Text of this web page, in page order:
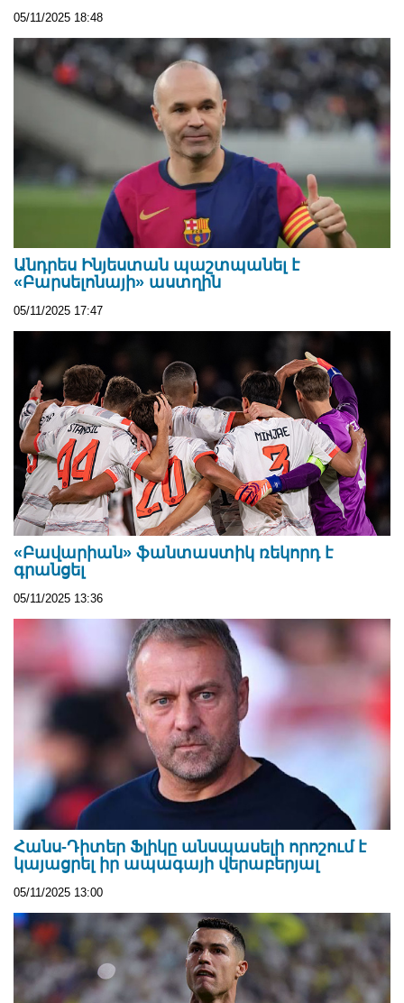
05/11/2025 18:48
Անդրես Ինյեստան պաշտպանել է
«Բարսելոնայի» աստղին
05/11/2025 17:47
«Բավարիան» ֆանտաստիկ ռեկորդ է
գրանցել
05/11/2025 13:36
Հանս-Դիտեր Ֆլիկը անսպասելի որոշում է
կայացրել իր ապագայի վերաբերյալ
05/11/2025 13:00